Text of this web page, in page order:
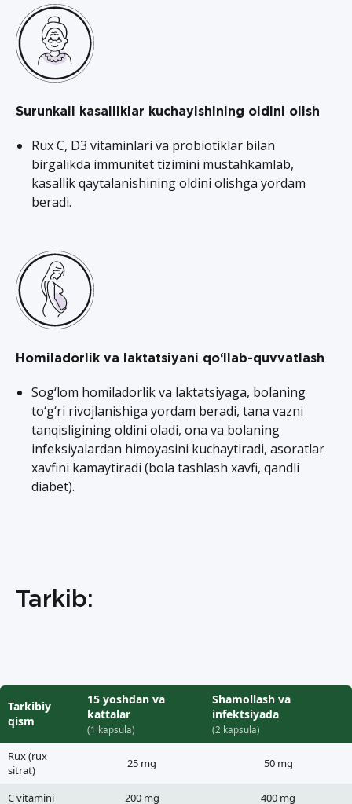
Surunkali kasalliklar kuchayishining oldini olish
Rux C, D3 vitaminlari va probiotiklar bilan
birgalikda immunitet tizimini mustahkamlab,
kasallik qaytalanishining oldini olishga yordam
beradi.
Homiladorlik va laktatsiyani qo‘llab-quvvatlash
Sog‘lom homiladorlik va laktatsiyaga, bolaning
to‘g‘ri rivojlanishiga yordam beradi, tana vazni
tanqisligining oldini oladi, ona va bolaning
infeksiyalardan himoyasini kuchaytiradi, asoratlar
xavfini kamaytiradi (bola tashlash xavfi, qandli
diabet).
Tarkib:
Tarkibiy
qism
15 yoshdan va
kattalar
(1 kapsula)
Shamollash va
infektsiyada
(2 kapsula)
Rux (rux
sitrat)
25 mg 50 mg
C vitamini 200 mg
400 mg